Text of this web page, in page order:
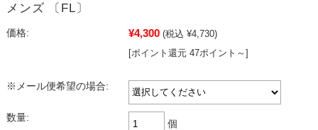
メンズ 〔FL〕
価格: ¥4,300 (税込 ¥4,730)
[ポイント還元 47ポイント～]
※メール便希望の場合:
数量:
個